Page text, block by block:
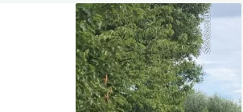
Stöveken/LJV